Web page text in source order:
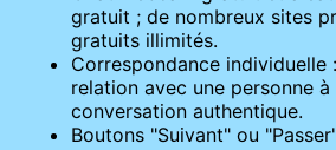
gratuit ; de nombreux sites
gratuits illimités.
Correspondance individuelle
relation avec une personne
conversation authentique.
Boutons "Suivant" ou